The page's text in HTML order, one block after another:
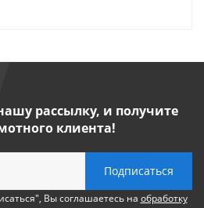
рассылку, и получите
клиента!
Вы соглашаетесь на обработку